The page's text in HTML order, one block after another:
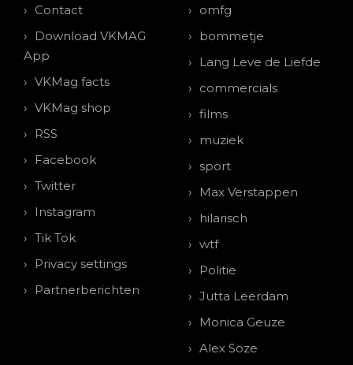
Contact
Download VKMAG
App
VKMag facts
VKMag shop
RSS
Facebook
Twitter
Instagram
Tik Tok
Privacy settings
Partnerberichten
omfg
bommetje
Lang Leve de Liefde
commercials
films
muziek
sport
Max Verstappen
hilarisch
wtf
Politie
Jutta Leerdam
Monica Geuze
Alex Soze